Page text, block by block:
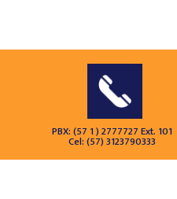
PBX: (57 1 ) 2777727 Ext. 101
Cel: (57) 3123790333